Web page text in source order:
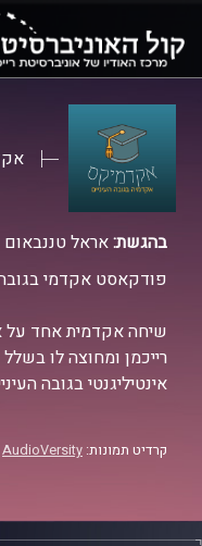
בהגשת:אראל טננבאום
פודקאסט אקדמי בגובה
שיחה אקדמית אחד על
רייכמן ומחוצה לו
אינטיליגנטי בגובה
קרדיט תמונות: AudioVersity